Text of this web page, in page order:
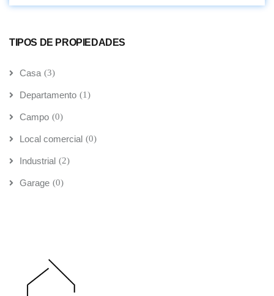
TIPOS DE PROPIEDADES
Casa (3)
Departamento (1)
Campo (0)
Local comercial (0)
Industrial (2)
Garage (0)